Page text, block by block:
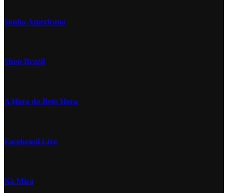
Sonho Americano
Shop Brazil
A Hora do Beto Hora
Facebrasil Live
Na Mira